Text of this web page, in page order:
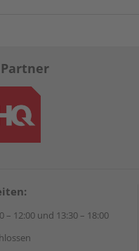
– 12:00 und 13:30 – 18:00